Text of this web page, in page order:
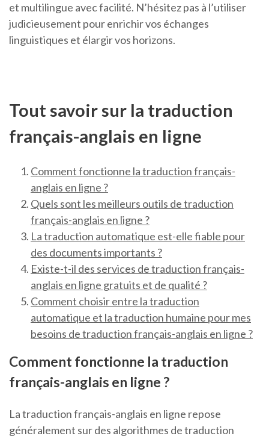
et multilingue avec facilité. N’hésitez pas à l’utiliser
judicieusement pour enrichir vos échanges
linguistiques et élargir vos horizons.
Tout savoir sur la traduction
français-anglais en ligne
Comment fonctionne la traduction français-
anglais en ligne ?
Quels sont les meilleurs outils de traduction
français-anglais en ligne ?
La traduction automatique est-elle fiable pour
des documents importants ?
Existe-t-il des services de traduction français-
anglais en ligne gratuits et de qualité ?
Comment choisir entre la traduction
automatique et la traduction humaine pour mes
besoins de traduction français-anglais en ligne ?
Comment fonctionne la traduction
français-anglais en ligne ?
La traduction français-anglais en ligne repose
généralement sur des algorithmes de traduction